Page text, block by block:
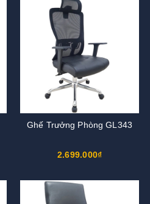
Ghế Trưởng Phòng GL343
2.699.000₫